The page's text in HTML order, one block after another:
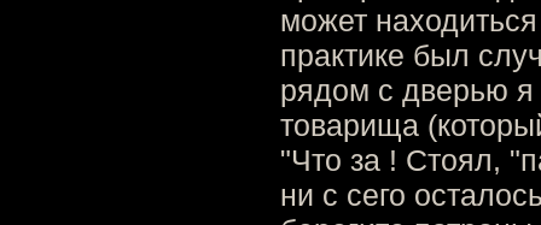
может
практике был
рядом с дверью
товарища
"Что за ! Стоял,
ни с сего